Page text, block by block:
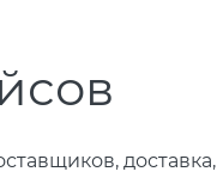
доставка,